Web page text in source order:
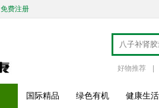
免费注册
好物推荐
国际精品 绿色有机 健康生活